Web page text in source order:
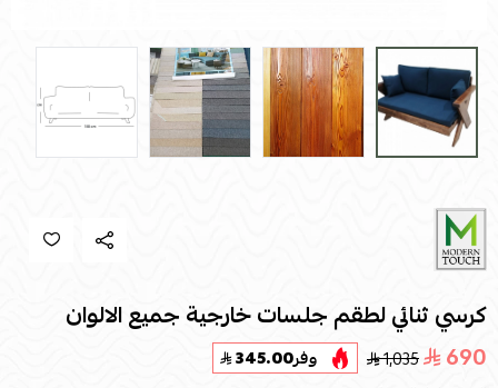
كرسي ثنائي لطقم جلسات خارجية جميع الالوان
690
1,035 وفر345.00